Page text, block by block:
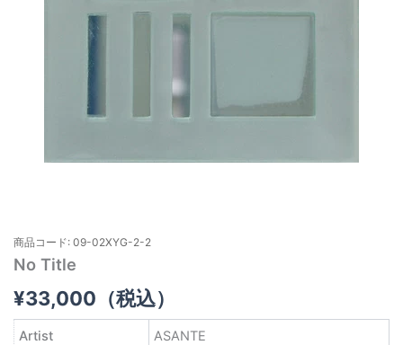
商品コード: 09-02XYG-2-2
No Title
¥33,000 （税込）
Artist ASANTE